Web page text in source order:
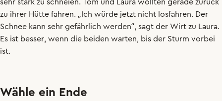
sehr stark zu schneien. Tom und Laura wollten gerade zurück
zu ihrer Hütte fahren. „ Ich würde jetzt nicht losfahren. Der
Schnee kann sehr gefährlich werden“, sagt der Wirt zu Laura.
Es ist besser, wenn die beiden warten, bis der Sturm vorbei
ist.
Wähle ein Ende